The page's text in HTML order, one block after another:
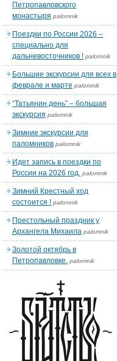
Петропавловского
монастыря palomnik
Поездки по России 2026 –
специально для
дальневосточников ! palomnik
Большие экскурсии для всех в
феврале и марте palomnik
“Татьянин день” – большая
экскурсия palomnik
Зимние экскурсии для
паломников palomnik
Идет запись в поездки по
России на 2026 год. palomnik
Зимний Крестный ход
состоится ! palomnik
Престольный праздник у
Архангела Михаила palomnik
Золотой октябрь в
Петропавловке. palomnik